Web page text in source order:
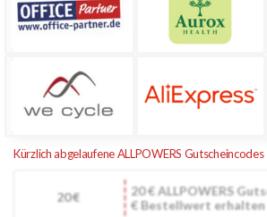
Kürzlich abgelaufene ALLPOWERS Gutscheincodes
20€
20 € ALLPOWERS
€ Bestellwert erhalten